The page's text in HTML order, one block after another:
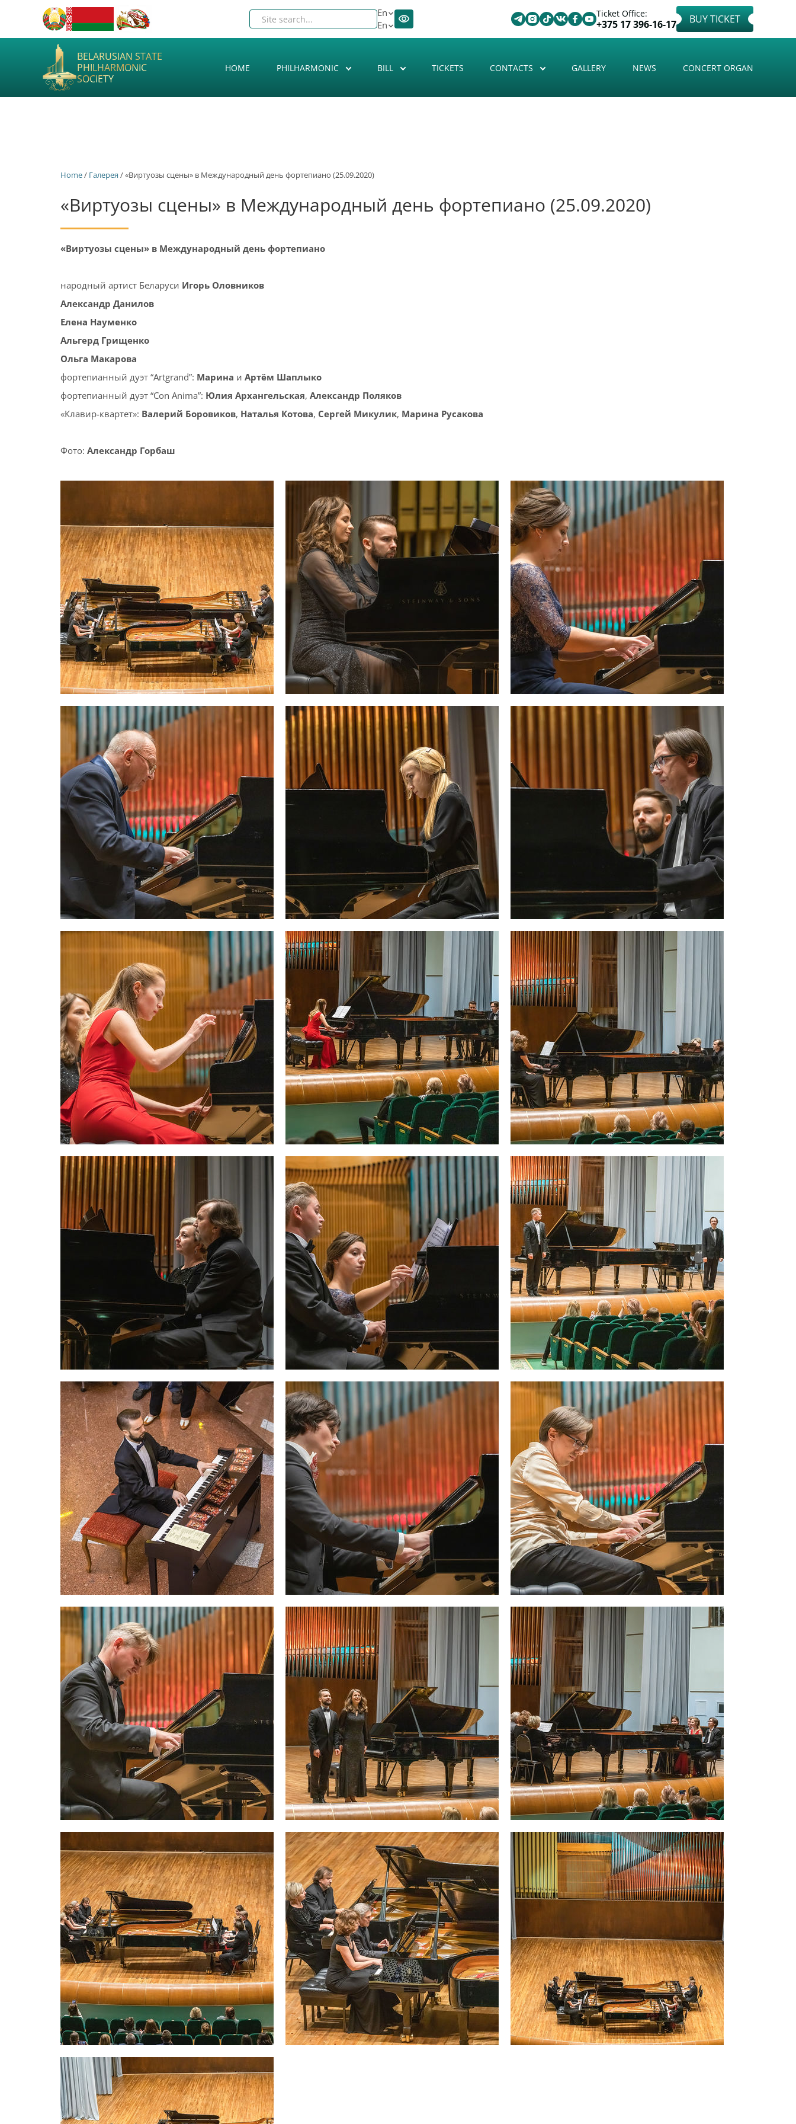
Ticket Office:
+375 17 396-16-17 BUY TICKET
En
En
BELARUSIAN STATE
PHILHARMONIC
SOCIETY
HOME PHILHARMONIC BILL TICKETS CONTACTS GALLERY NEWS CONCERT ORGAN
Home/ Галерея / «Виртуозы сцены» в Международный день фортепиано (25.09.2020)
«Виртуозы сцены» в Международный день фортепиано (25.09.2020)
«Виртуозы сцены» в Международный день фортепиано
народный артист Беларуси Игорь Оловников
Александр Данилов
Елена Науменко
Альгерд Грищенко
Ольга Макарова
фортепианный дуэт “Artgrand”: Марина и Артём Шаплыко
фортепианный дуэт “Con Anima”: Юлия Архангельская, Александр Поляков
«Клавир-квартет»: Валерий Боровиков, Наталья Котова, Сергей Микулик, Марина Русакова
Фото: Александр Горбаш